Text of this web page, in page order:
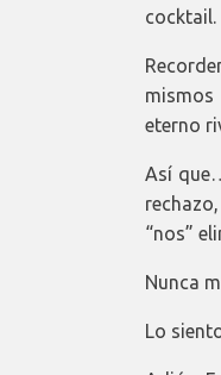
cocktail.
eterno
Así
“nos”
Nunca
Lo